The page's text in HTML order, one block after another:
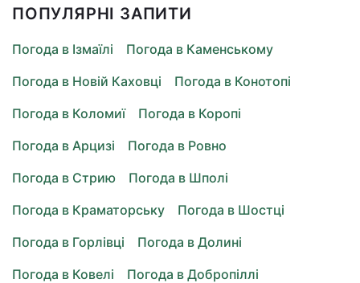
ПОПУЛЯРНІ ЗАПИТИ
Погода в Ізмаїлі
Погода в Каменському
Погода в Новій Каховці
Погода в Конотопі
Погода в Коломиї
Погода в Коропі
Погода в Арцизі
Погода в Ровно
Погода в Стрию
Погода в Шполі
Погода в Краматорську
Погода в Шостці
Погода в Горлівці
Погода в Долині
Погода в Ковелі
Погода в Добропіллі